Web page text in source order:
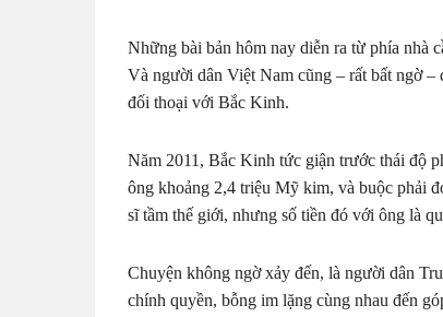
Những bài bản hôm nay diễn ra từ phía nhà
Và người dân Việt Nam cũng – rất bất ngờ
đối thoại với Bắc Kinh.
Năm 2011, Bắc Kinh tức giận trước thái độ
ông khoảng 2,4 triệu Mỹ kim, và buộc phải
sĩ tầm thế giới, nhưng số tiền đó với ông là
Chuyện không ngờ xảy đến, là người dân
chính quyền, bỗng im lặng cùng nhau đến